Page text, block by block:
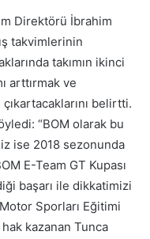
Direktörü İbrahim
takvimlerinin
takımın ikinci
arttırmak ve
belirtti.
“BOM olarak bu
ise 2018 sezonunda
E-Team GT Kupası
başarı ile dikkatimizi
Sporları Eğitimi
kazanan Tunca